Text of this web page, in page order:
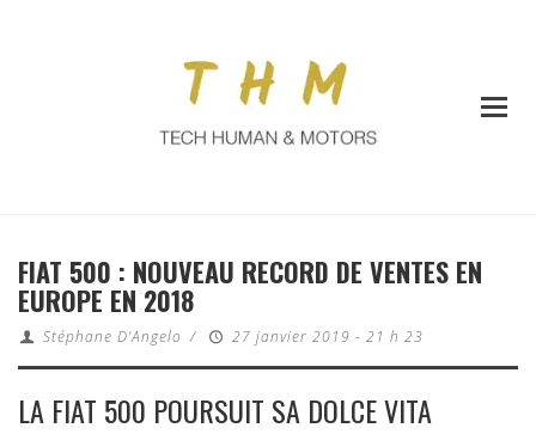
FIAT 500 : NOUVEAU RECORD DE VENTES EN
EUROPE EN 2018
Stéphane D'Angelo / 27 janvier 2019 - 21 h 23
LA FIAT 500 POURSUIT SA DOLCE VITA